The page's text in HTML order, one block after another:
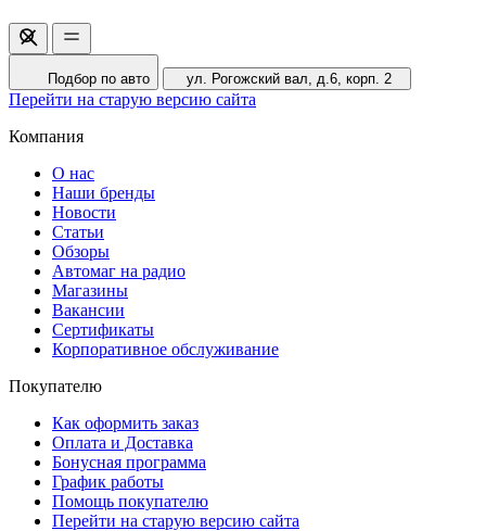
Подбор по авто ул. Рогожский вал, д.6, корп. 2
Перейти на старую версию сайта
Компания
О нас
Наши бренды
Новости
Статьи
Обзоры
Автомаг на радио
Магазины
Вакансии
Сертификаты
Корпоративное обслуживание
Покупателю
Как оформить заказ
Оплата и Доставка
Бонусная программа
График работы
Помощь покупателю
Перейти на старую версию сайта